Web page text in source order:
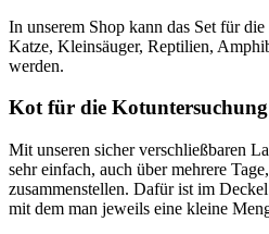
In unserem Shop kann das Set für
Katze, Kleinsäuger, Reptilien,
werden.
Kot für die Kotuntersuchung
Mit unseren sicher verschließbaren
sehr einfach, auch über mehrere
zusammenstellen. Dafür ist im
mit dem man jeweils eine kleine